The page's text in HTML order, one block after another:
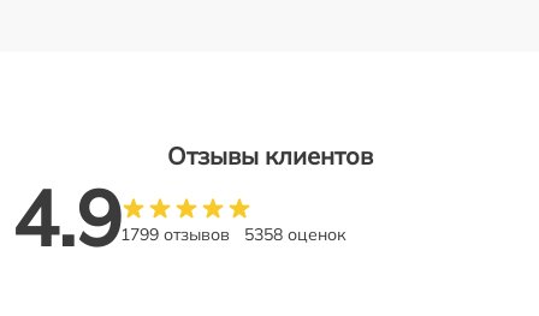
Отзывы клиентов
4.91799 отзывов 5358 оценок